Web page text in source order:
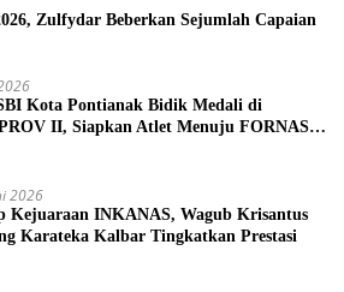
Zulfydar Beberkan Sejumlah Capaian
Kota Pontianak Bidik Medali di
II, Siapkan Atlet Menuju FORNAS
2026
Kejuaraan INKANAS, Wagub Krisantus
Karateka Kalbar Tingkatkan Prestasi